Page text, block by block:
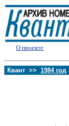
О проекте
Квант >> 1984 год